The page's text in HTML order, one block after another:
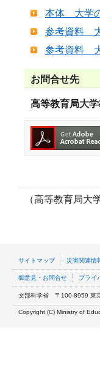
本体 大学
参考資料
参考資料
お問合せ先
高等教育局大
（高等教育局大
サイトマップ 災害関連情
御意見・お問合せ プライ
文部科学省 〒100-8959 東
Copyright (C) Ministry of